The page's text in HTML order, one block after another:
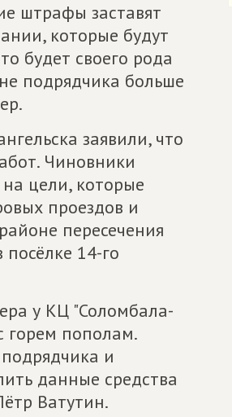
штрафы заставят
которые будут
будет своего рода
подрядчика больше
заявили, что
Чиновники
цели, которые
проездов и
пересечения
14-го
у КЦ "Соломбала-
горем пополам.
и
данные средства
Ватутин.